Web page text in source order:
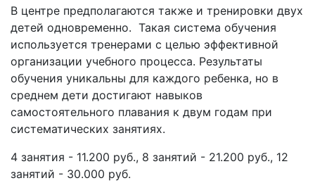
В центре предполагаются также и тренировки двух
детей одновременно. Такая система обучения
используется тренерами с целью эффективной
организации учебного процесса. Результаты
обучения уникальны для каждого ребенка, но в
среднем дети достигают навыков
самостоятельного плавания к двум годам при
систематических занятиях.
4 занятия - 11.200 руб., 8 занятий - 21.200 руб., 12
занятий - 30.000 руб.